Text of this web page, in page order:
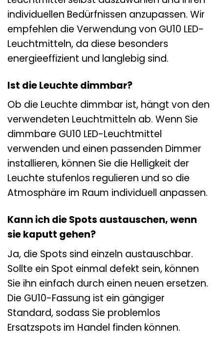
individuellen Bedürfnissen anzupassen. Wir
empfehlen die Verwendung von GU10 LED-
Leuchtmitteln, da diese besonders
energieeffizient und langlebig sind.
Ist die Leuchte dimmbar?
Ob die Leuchte dimmbar ist, hängt von den
verwendeten Leuchtmitteln ab. Wenn Sie
dimmbare GU10 LED-Leuchtmittel
verwenden und einen passenden Dimmer
installieren, können Sie die Helligkeit der
Leuchte stufenlos regulieren und so die
Atmosphäre im Raum individuell anpassen.
Kann ich die Spots austauschen, wenn
sie kaputt gehen?
Ja, die Spots sind einzeln austauschbar.
Sollte ein Spot einmal defekt sein, können
Sie ihn einfach durch einen neuen ersetzen.
Die GU10-Fassung ist ein gängiger
Standard, sodass Sie problemlos
Ersatzspots im Handel finden können.